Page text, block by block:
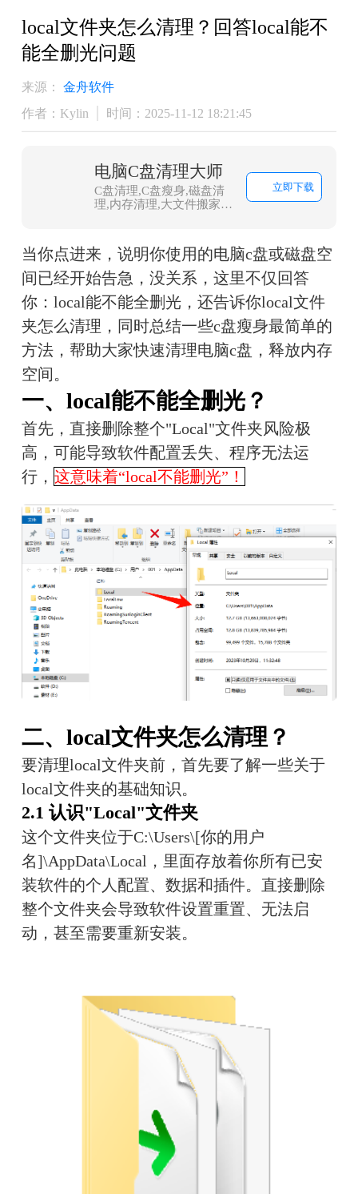
local文件夹怎么清理？回答local能不
能全删光问题
来源：
金舟软件
作者：Kylin
时间：2025-11-12 18:21:45
电脑C盘清理大师
C盘清理,C盘瘦身,磁盘清
理,内存清理,大文件搬家,
立即下载
当你点进来，说明你使用的电脑c盘或磁盘空
间已经开始告急，没关系，这里不仅回答
你：local能不能全删光，还告诉你local文件
夹怎么清理，同时总结一些c盘瘦身最简单的
方法，帮助大家快速清理电脑c盘，释放内存
空间。
一、local能不能全删光？
首先，直接删除整个"Local"文件夹风险极
高，可能导致软件配置丢失、程序无法运
行， 这意味着“local不能删光”！
二、local文件夹怎么清理？
要清理local文件夹前，首先要了解一些关于
local文件夹的基础知识。
2.1 认识"Local"文件夹
这个文件夹位于C:\Users\[你的用户
名]\AppData\Local，里面存放着你所有已安
装软件的个人配置、数据和插件。直接删除
整个文件夹会导致软件设置重置、无法启
动，甚至需要重新安装。